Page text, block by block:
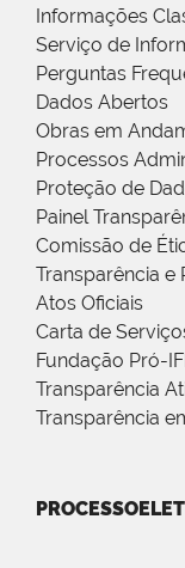
Informações
Serviço de
Perguntas
Dados Abertos
Obras em
Processos
Proteção de
Painel
Comissão de
Transparência e
Atos Oficiais
Carta de
Fundação Pró-
Transparência
Transparência